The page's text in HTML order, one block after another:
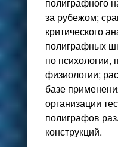
за рубежом;
критического
полиграфных
по психологии,
физиологии;
базе
организации
полиграфов
конструкций.